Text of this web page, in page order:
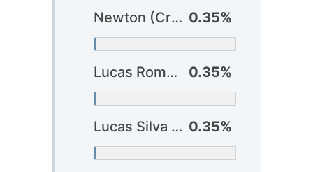
Newton (Criciúma) 0.35%
Lucas Romero (Cruzeiro) 0.35%
Lucas Silva (Cruzeiro) 0.35%